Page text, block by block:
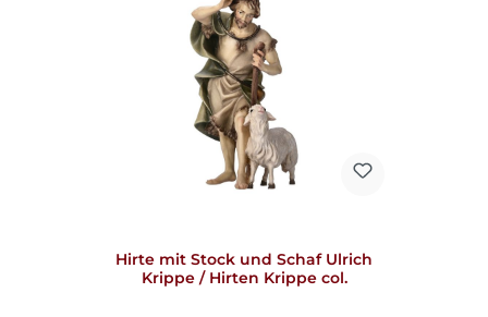
Hirte mit Stock und Schaf Ulrich
Krippe / Hirten Krippe col.